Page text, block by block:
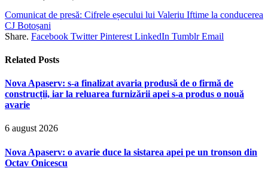
Comunicat de presă: Cifrele eșecului lui Valeriu Iftime la conducerea
CJ Botoșani
Share. Facebook Twitter Pinterest LinkedIn Tumblr Email
Related Posts
Nova Apaserv: s-a finalizat avaria produsă de o firmă de
construcții, iar la reluarea furnizării apei s-a produs o nouă
avarie
6 august 2026
Nova Apaserv: o avarie duce la sistarea apei pe un tronson din
Octav Onicescu